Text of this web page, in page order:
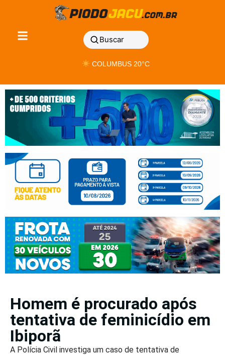
Buscar
COLUMBUS 20°C
Homem é procurado após
tentativa de feminicídio em
Ibiporã
A Polícia Civil investiga um caso de tentativa de